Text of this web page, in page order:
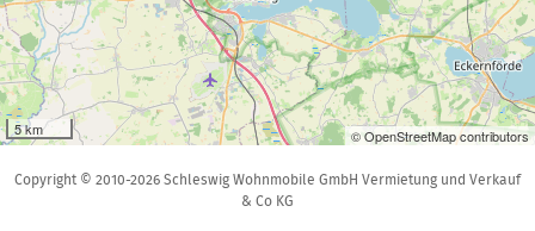
5 km © OpenStreetMap contributors
Copyright © 2010-2026 Schleswig Wohnmobile GmbH Vermietung und Verkauf
& Co KG